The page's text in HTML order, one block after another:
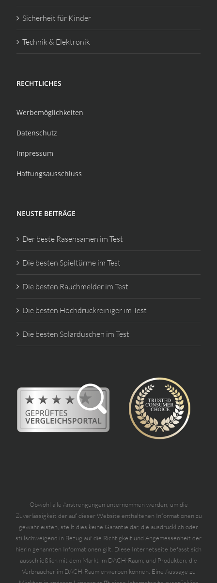
Sicherheit für Kinder
Technik & Elektronik
RECHTLICHES
Werbemöglichkeiten
Datenschutz
Impressum
Haftungsausschluss
NEUSTE BEITRÄGE
Der beste Rasensamen im Test
Die besten Spieltürme im Test
Die besten Rauchmelder im Test
Die besten Hochdruckreiniger im Test
Die besten Solarduschen im Test
Obwohl alle Anstrengungen unternommen werden, um die
Zuverlässigkeit der auf dieser Website enthaltenen Informationen zu
gewährleisten, stellt dies keine Garantie dar, die ausdrücklich oder
stillschweigend in Bezug auf die Richtigkeit und Angemessenheit der
hierin genannten Informationen gilt. Diese Internetseite befasst sich
ausschließlich mit dem Markt im DACH-Raum, und Produkten, die
Verbraucher im DACH-Raum erwerben können. Eine Aussage zu